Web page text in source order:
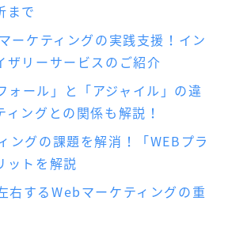
まで
ーケティングの実践支援！イン
ザリーサービスのご紹介
ォール」と「アジャイル」の違
ングとの関係も解説！
ングの課題を解消！「WEBプラ
ットを解説
右するWebマーケティングの重